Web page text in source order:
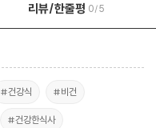
리뷰/한줄평 0/5
#건강식 #비건
#건강한식사